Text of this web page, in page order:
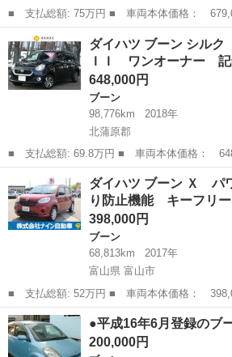
■ 支払総額: 75万円 ■ 車両本体価格： 679,000 円 ■ メーカー
名： ダイハツ ■ 車種名： ブーン ■ グレ
ＡＩＩ ナビＴＶ スマートアシスト バック
ー ＬＥＤライト ...
新潟 ブーン
ダイハツ ブーン シル
ＩＩ ワンオーナー
648,000円
ブーン
98,776km
2018年
北蒲原郡
■ 支払総額: 69.8万円 ■ 車両本体価格： 648,000 円 ■ メーカー
名： ダイハツ ■ 車種名： ブーン ■ グレ
パッケージ ＳＡＩＩ ワンオーナー 記録
正ＴＶナビ ...
北蒲原郡
ダイハツ ブーン Ｘ パ
り防止機能 キーフリ
398,000円
ブーン
68,813km
2017年
富山県 富山市
■ 支払総額: 52万円 ■ 車両本体価格： 398,000 円 ■ メーカー
名： ダイハツ ■ 車種名： ブーン ■ グレ
ウインドウ 横滑り防止機能 キーフリー マ
イドリングストッ...
富山 富山市 ブーン
●平成16年6月登録のブ
200,000円